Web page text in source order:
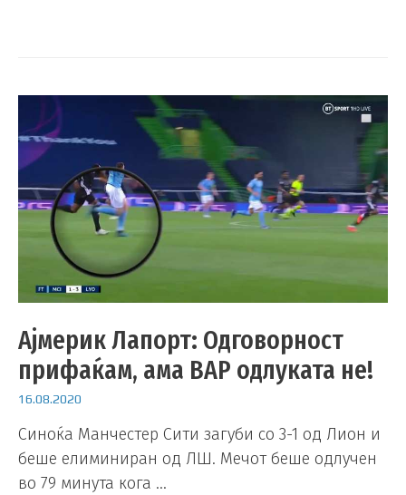
Ајмерик Лапорт: Одговорност
прифаќам, ама ВАР одлуката не!
16.08.2020
Синоќа Манчестер Сити загуби со 3-1 од Лион и
беше елиминиран од ЛШ. Мечот беше одлучен
во 79 минута кога …